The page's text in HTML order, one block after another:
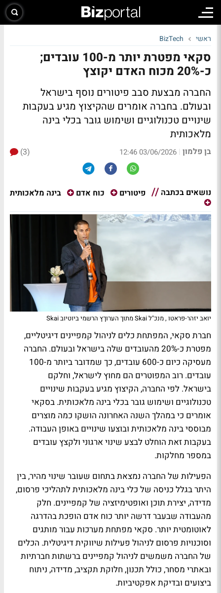
ראשי BizTech
סקאי מפטרת יותר מ-100 עובדים;
כ-20% מכוח האדם יקוצץ
החברה מבצעת סבב פיטורים נוסף בישראל
ובעולם. בחברה אומרים שהקיצוץ מגיע בעקבות
שינויים טכנולוגיים ושימוש גובר בכלי בינה
מלאכותית
בן פלמון |
03/06/2026 12:46
(3)
נושאים בכתבה פיטורים כוח אדם בינה מלאכותית
יואב יזהר-פראטו , מנכ"ל Skai מתוך הערוךץ הרשמי ביוטיוב Skai
חברת סקאי, המפתחת כלים לניהול קמפיינים דיגיטליים,
מפטרת כ-20% מהעובדים שלה בישראל ובעולם. החברה
מעסיקה כיום כ-600 עובדים, כך שמדובר ביותר מ-100
עובדים. רוב המפוטרים הם מחוץ לישראל, וחלקם
בישראל. לפי החברה, הקיצוץ מגיע בעקבות שינויים
טכנולוגיים ושימוש גובר בכלי בינה מלאכותית. בסקאי
אומרים כי במהלך השנה האחרונה הושקו כמה מוצרים
מבוססי בינה מלאכותית ובוצעו שינויים באופן העבודה.
בעקבות זאת הוחלט לבצע שינוי ארגוני ולקצץ עובדים
במספר מחלקות.
הפעילות של החברה נמצאת בתחום שעובר שינוי מהיר, בין
היתר בגלל כניסה של כלי בינה מלאכותית לתהליכי פרסום,
מדידה, יצירת תוכן ואופטימיזציה של קמפיינים. חלק
מהעבודה שבעבר דרשה יותר כוח אדם הופכת בהדרגה
לאוטומטית יותר. סקאי מפתחת מערכות עבור מותגים
וסוכנויות פרסום לניהול פעילות שיווקית דיגיטלית. הכלים
של החברה משמשים לניהול קמפיינים ברשתות חברתיות
ובאתרי מסחר, כולל תכנון, חלוקת תקציב, מדידה, ניתוח
ביצועים ובדיקת אפקטיביות.